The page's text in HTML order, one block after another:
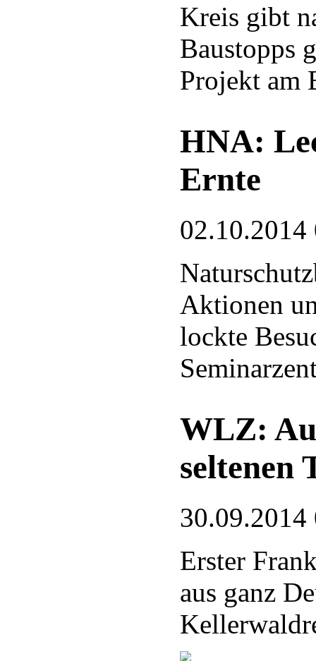
Kreis gibt
Baustopps
Projekt am
HNA:
Ernte
02.10.2014
Aktionen
lockte
WLZ:
seltenen
30.09.2014
Erster
aus ganz